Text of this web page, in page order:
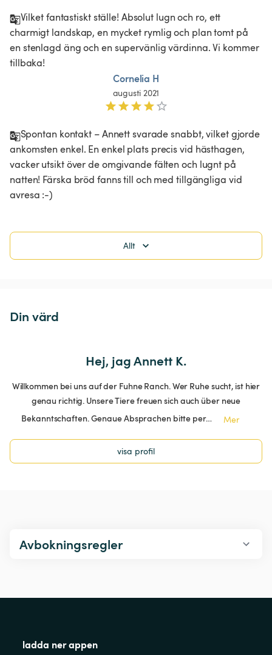
Vilket fantastiskt ställe! Absolut lugn och ro, ett
charmigt landskap, en mycket rymlig och plan tomt på
en stenlagd äng och en supervänlig värdinna. Vi kommer
tillbaka!
Cornelia H
augusti 2021
Spontan kontakt – Annett svarade snabbt, vilket gjorde
ankomsten enkel. En enkel plats precis vid hästhagen,
vacker utsikt över de omgivande fälten och lugnt på
natten! Färska bröd fanns till och med tillgängliga vid
avresa :-)
Allt
Din värd
Hej, jag Annett K.
Willkommen bei uns auf der Fuhne Ranch. Wer Ruhe sucht, ist hier
genau richtig. Unsere Tiere freuen sich auch über neue
Bekanntschaften. Genaue Absprachen bitte per…
Mer
visa profil
Avbokningsregler
ladda ner appen